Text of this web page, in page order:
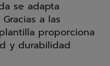
se adapta
a las
proporciona
y durabilidad